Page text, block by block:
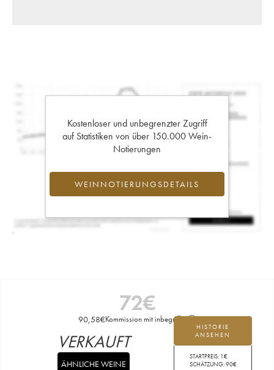
Kostenloser und unbegrenzter Zugriff
auf Statistiken von über 150.000 Wein-
Notierungen
WEINNOTIERUNGSDETAILS
72€
90,58€Kommission mit inbegriffen
HISTORIE
ANSEHEN
STARTPREIS: 1€
SCHÄTZUNG:90€
VERKAUFT
ÄHNLICHE WEINE